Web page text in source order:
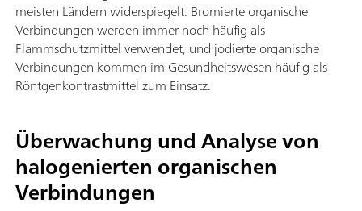
meisten Ländern widerspiegelt. Bromierte organische
Verbindungen werden immer noch häufig als
Flammschutzmittel verwendet, und jodierte organische
Verbindungen kommen im Gesundheitswesen häufig als
Röntgenkontrastmittel zum Einsatz.
Überwachung und Analyse von
halogenierten organischen
Verbindungen